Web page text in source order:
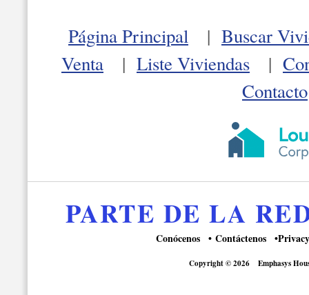
Página Principal
| Buscar
Venta
| Liste Viviendas |
Contacto
PARTE DE LA
Conócenos Contáctenos
Copyright © 2026 Emphasys